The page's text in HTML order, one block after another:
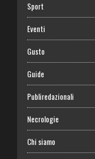
Sport
Eventi
Gusto
Guide
Publiredazionali
Necrologie
Chi siamo